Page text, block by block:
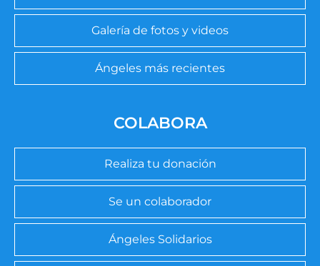
Galería de fotos y videos
Ángeles más recientes
COLABORA
Realiza tu donación
Se un colaborador
Ángeles Solidarios